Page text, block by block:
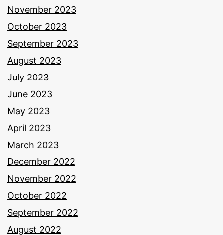
November 2023
October 2023
September 2023
August 2023
July 2023
June 2023
May 2023
April 2023
March 2023
December 2022
November 2022
October 2022
September 2022
August 2022